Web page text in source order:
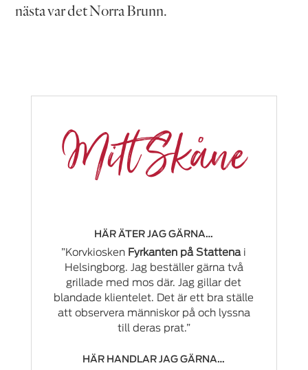
nästa var det Norra Brunn.
Mitt Skåne
HÄR ÄTER JAG GÄRNA…
”Korvkiosken Fyrkanten på Stattenai
Helsingborg. Jag beställer gärna två
grillade med mos där. Jag gillar det
blandade klientelet. Det är ett bra ställe
att observera människor på och lyssna
till deras prat.”
HÄR HANDLAR JAG GÄRNA…